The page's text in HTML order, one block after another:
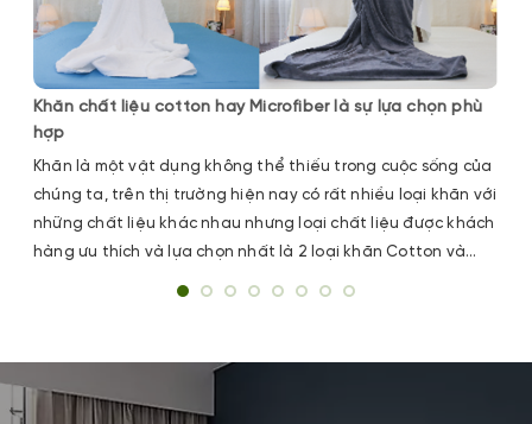
Khăn chất liệu cotton hay Microfiber là sự lựa chọn phù
hợp
Khăn là một vật dụng không thể thiếu trong cuộc sống của
chúng ta, trên thị trường hiện nay có rất nhiều loại khăn với
những chất liệu khác nhau nhưng loại chất liệu được khách
hàng ưu thích và lựa chọn nhất là 2 loại khăn Cotton và